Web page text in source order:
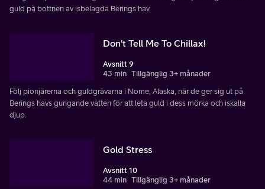
guld på bottnen av isbelagda Berings hav.
Don't Tell Me To Chillax!
Avsnitt 9
43 min Tillgänglig 3+ månader
Följ pionjärerna och guldgrävarna i Nome, Alaska, när de ger sig ut på
Berings havs gungande vatten för att leta guld i dess mörka och iskalla
djup.
Gold Stress
Avsnitt 10
44 min Tillgänglig 3+ månader